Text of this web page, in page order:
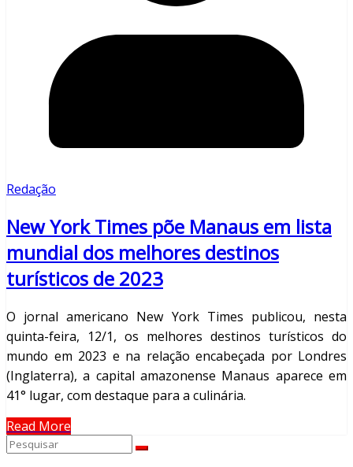
Redação
New York Times põe Manaus em lista
mundial dos melhores destinos
turísticos de 2023
O jornal americano New York Times publicou, nesta
quinta-feira, 12/1, os melhores destinos turísticos do
mundo em 2023 e na relação encabeçada por Londres
(Inglaterra), a capital amazonense Manaus aparece em
41° lugar, com destaque para a culinária.
Read More